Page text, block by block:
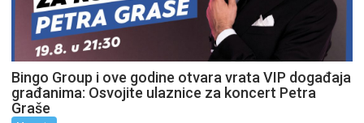
Bingo Group i ove godine otvara vrata VIP događaja
građanima: Osvojite ulaznice za koncert Petra
Graše